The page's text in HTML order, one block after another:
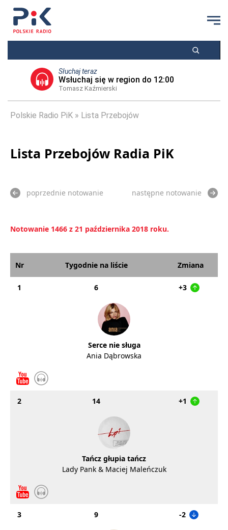
Słuchaj teraz
Wsłuchaj się w region do 12:00
Tomasz Kaźmierski
Polskie Radio PiK Lista Przebojów
Lista Przebojów Radia PiK
poprzednie notowanie następne notowanie
Notowanie 1466 z 21 października 2018 roku.
Nr Tygodnie na liście Zmiana
1 6 +3
Serce nie sługa
Ania Dąbrowska
2 14 +1
Tańcz głupia tańcz
Lady Pank & Maciej Maleńczuk
3 9 -2